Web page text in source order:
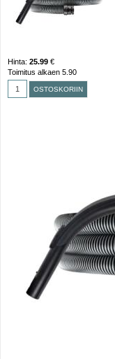
Hinta: 25.99 €
Toimitus alkaen 5.90